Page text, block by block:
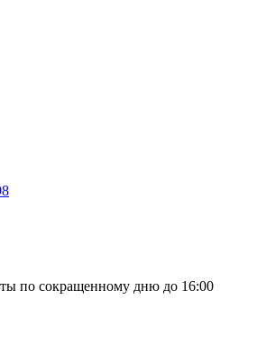
по сокращенному дню до 16:00